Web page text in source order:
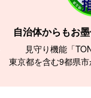
自治体からもお
見守り機能「
東京都を含む9都県市